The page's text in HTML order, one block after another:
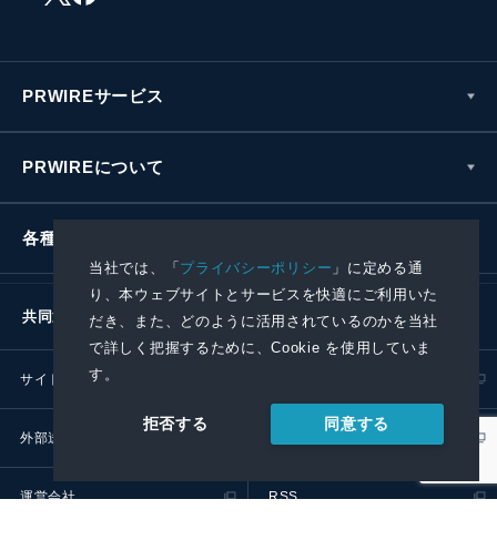
当社では、「プライバシーポリシー 」に定める通
り、本ウェブサイトとサービスを快適にご利用いた
だき、また、どのように活用されているのかを当社
で詳しく把握するために、Cookie を使用していま
す。
拒否する 同意する
PRWIREサービス
PRWIREについて
各種お問い合わせ
共同通信社グループ
サイトポリシー
外部送信ポリシー
運営会社 RSS